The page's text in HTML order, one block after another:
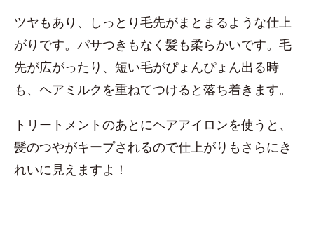
ツヤもあり、しっとり毛先がまとまるような仕上
がりです。パサつきもなく髪も柔らかいです。毛
先が広がったり、短い毛がぴょんぴょん出る時
も、ヘアミルクを重ねてつけると落ち着きます。
トリートメントのあとにヘアアイロンを使うと、
髪のつやがキープされるので仕上がりもさらにき
れいに見えますよ！